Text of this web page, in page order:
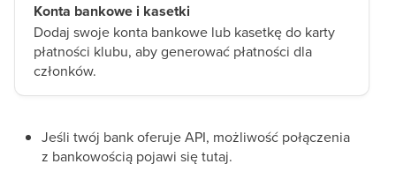
Konta bankowe i kasetki
Dodaj swoje konta bankowe lub kasetkę do karty
płatności klubu, aby generować płatności dla
członków.
Jeśli twój bank oferuje API, możliwość połączenia
z bankowością pojawi się tutaj.